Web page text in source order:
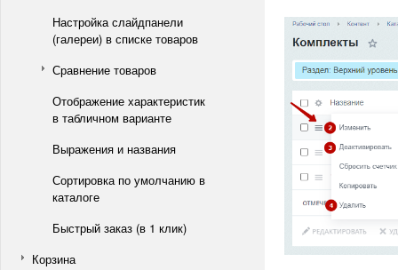
Настройка слайдпанели
(галереи) в списке товаров
Сравнение товаров
Отображение характеристик
в табличном варианте
Выражения и названия
Сортировка по умолчанию в
каталоге
Быстрый заказ (в 1 клик)
Корзина